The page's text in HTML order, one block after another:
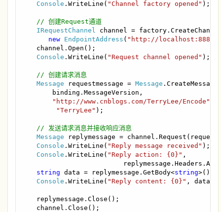
Console .WriteLine( "Channel factory opened" );
// 创建Request通道
IRequestChannel channel =
new EndpointAddress ( "http://localhost:8887/
    channel.Open();
Console .WriteLine( "Request channel opened" );
// 创建请求消息
Message
requestmessage = Message
        binding.MessageVersion,
"http://www.cnblogs.com/TerryLee/Encode"
"TerryLee" );
// 发送请求消息并接收响应消息
Message
replymessage =
Console .WriteLine( "Reply message received" );
Console .WriteLine( "Reply action: {0}" ,
string data = replymessage.GetBody<string>();
Console .WriteLine( "Reply content: {0}" , data);
    replymessage.Close();
    channel.Close();